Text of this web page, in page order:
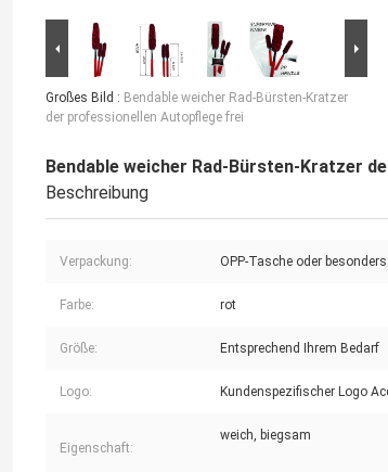
Großes Bild : Bendable weicher Rad-Bürsten-Kratzer
der professionellen Autopflege frei
Bendable weicher Rad-Bürsten-Kratzer
Beschreibung
Verpackung: OPP-Tasche oder
Farbe: rot
Größe: Entsprechend Ihrem Bedarf
Logo: Kundenspezifischer Logo
Eigenschaft:
weich, biegsam